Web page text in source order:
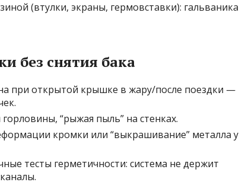
(втулки, экраны, гермовставки): гальваника
без снятия бака
при открытой крышке в жару/после поездки —
“рыжая пыль” на стенках.
кромки или “выкрашивание” металла у
тесты герметичности: система не держит